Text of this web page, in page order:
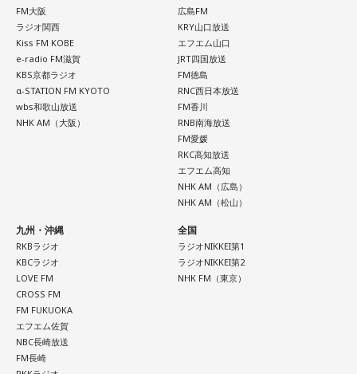
FM大阪
ラジオ関西
Kiss FM KOBE
e-radio FM滋賀
KBS京都ラジオ
α-STATION FM KYOTO
wbs和歌山放送
NHK AM（大阪）
広島FM
KRY山口放送
エフエム山口
JRT四国放送
FM徳島
RNC西日本放送
FM香川
RNB南海放送
FM愛媛
RKC高知放送
エフエム高知
NHK AM（広島）
NHK AM（松山）
九州・沖縄
RKBラジオ
KBCラジオ
LOVE FM
CROSS FM
FM FUKUOKA
エフエム佐賀
NBC長崎放送
FM長崎
全国
ラジオNIKKEI第1
ラジオNIKKEI第2
NHK FM（東京）